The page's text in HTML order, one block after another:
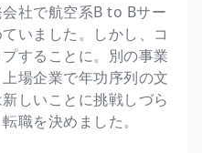
社で航空系B to Bサー
いました。しかし、コ
することに。別の事業
場企業で年功序列の文
しいことに挑戦しづら
職を決めました。